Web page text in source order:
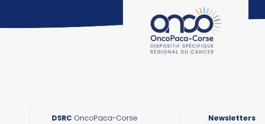
DSRC OncoPaca-Corse Newsletters